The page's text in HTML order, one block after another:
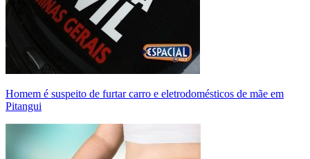
Homem é suspeito de furtar carro e eletrodomésticos de mãe em
Pitangui